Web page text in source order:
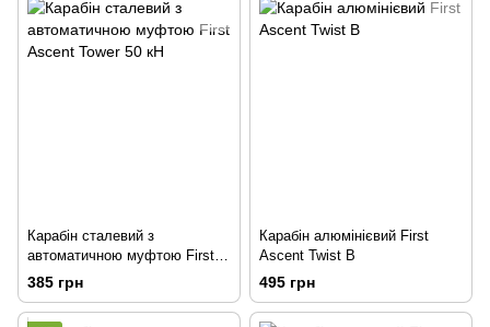
Карабін сталевий з
автоматичною муфтою First
Ascent Tower 50 кН
385 грн
Карабін алюмінієвий First
Ascent Twist B
495 грн